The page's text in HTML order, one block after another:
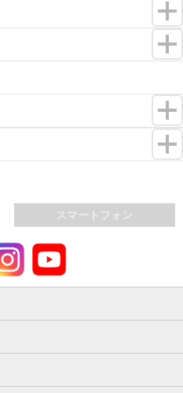
スマートフォン